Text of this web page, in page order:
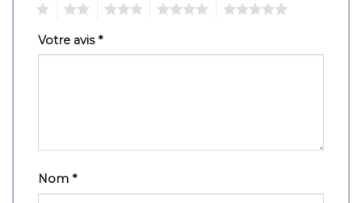
Votre avis*
Nom *